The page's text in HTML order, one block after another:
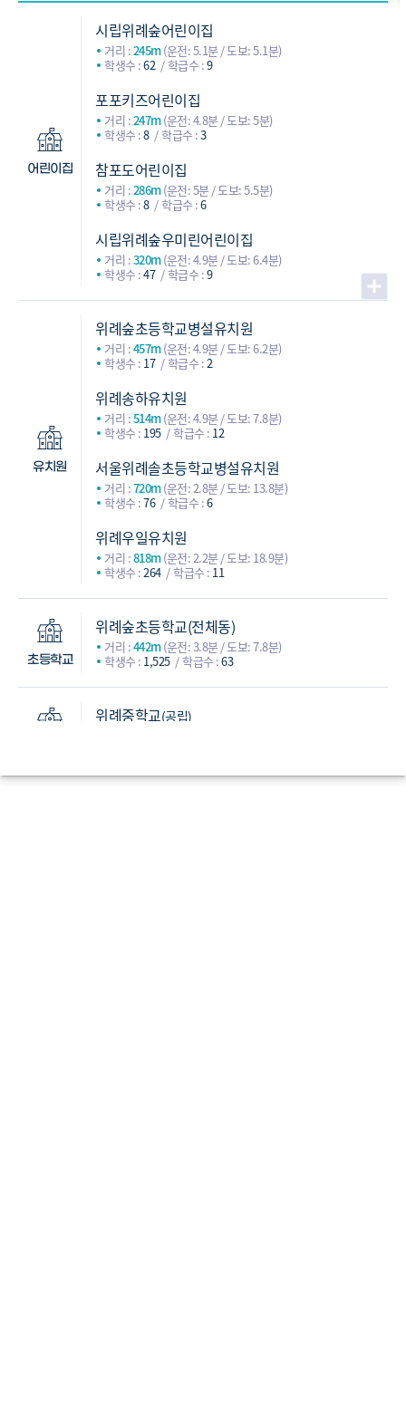
어린이집
시립위례숲어린이집
거리 :245m(운전: 5.1분 / 도보: 5.1분)
학생수 :62 학급수 :9
포포키즈어린이집
거리 :247m(운전: 4.8분 / 도보: 5분)
학생수 :8 학급수 :3
참포도어린이집
거리 :286m(운전: 5분 / 도보: 5.5분)
학생수 :8 학급수 :6
시립위례숲우미린어린이집
거리 :320m(운전: 4.9분 / 도보: 6.4분)
학생수 :47 학급수 :9
유치원
위례숲초등학교병설유치원
거리 :457m(운전: 4.9분 / 도보: 6.2분)
학생수 : 17 학급수 :2
위례송하유치원
거리 :514m(운전: 4.9분 / 도보: 7.8분)
학생수 : 195 학급수 : 12
서울위례솔초등학교병설유치원
거리 :720m(운전: 2.8분 / 도보: 13.8분)
학생수 :76 학급수 :6
위례우일유치원
거리 :818m(운전: 2.2분 / 도보: 18.9분)
학생수 :264 학급수 : 11
초등학교
위례숲초등학교(전체동)
거리 :442m(운전: 3.8분 / 도보: 7.8분)
학생수 : 1,525 학급수 :63
위례중학교(공립)